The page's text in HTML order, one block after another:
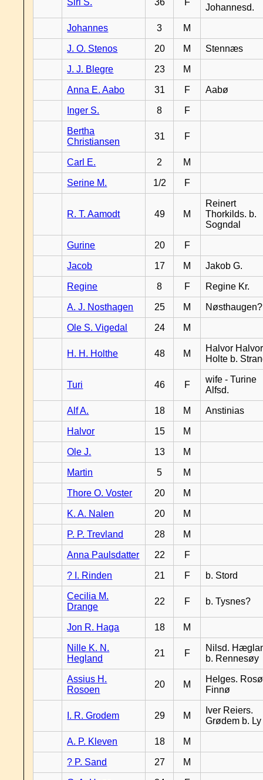
Siri S. 36 F
Johannesd.
Johannes 3 M
J. O. Stenos 20 M Stennæs
J. J. Blegre 23 M
Anna E. Aabo 31 F Aabø
Inger S. 8 F
Bertha
Christiansen
31 F
Carl E. 2 M
Serine M. 1/2 F
R. T. Aamodt 49 M
Reinert
Thorkilds. b.
Sogndal
Gurine 20 F
Jacob 17 M Jakob G.
Regine 8 F Regine Kr.
A. J. Nosthagen 25 M Nøsthaugen?
Ole S. Vigedal 24 M
H. H. Holthe 48 M
Halvor
Holte b.
Turi 46 F
wife - Turine
Alfsd.
Alf A. 18 M Anstinias
Halvor 15 M
Ole J. 13 M
Martin 5 M
Thore O. Voster 20 M
K. A. Nalen 20 M
P. P. Trevland 28 M
Anna Paulsdatter 22 F
? I. Rinden 21 F b. Stord
Cecilia M.
Drange
22 F b. Tysnes?
Jon R. Haga 18 M
Nille K. N.
Hegland
21 F
Nilsd.
b. Rennesøy
Assius H.
Rosoen
20 M
Helges.
Finnø
I. R. Grodem 29 M
Iver Reiers.
Grødem b. Ly
A. P. Kleven 18 M
? P. Sand 27 M